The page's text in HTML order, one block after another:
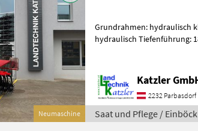
Neumaschine
Grundrahmen: hydraulisch
hydraulisch Tiefenführung:
Katzler
2232 Parbasdorf
Saat und Pflege / Einböck